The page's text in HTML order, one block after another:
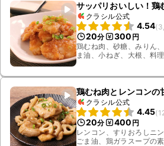
サッパリおいしい！鶏
クラシル公式
4.54(
20分 300 円
鶏むね肉、砂糖、みりん
ま油、小ねぎ、大根、料
鶏むね肉とレンコンの
クラシル公式
4.45(
20分 400 円
レンコン、すりおろしニ
ごま油、鶏ガラスープの